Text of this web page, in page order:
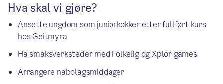
Hva skal vi gjøre?
Ansette ungdom som juniorkokker etter fullført kurs
hos Geitmyra
Ha smaksverksteder med Folkelig og Xplor games
Arrangere nabolagsmiddager